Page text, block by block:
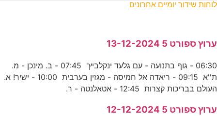
לוחות שידור יומיים אחרונים
ערוץ ספורט 5 13-12-2024
06:30 - גוף בתנועה - עם גלעד ינקלביץ' 07:45 - ב. מינכן - מ.
ת''א 09:15 - ריאדה אל חמיסה - מגזין בערבית 10:00 - ישיר! א.
העולם בבריכות קצרות 12:45 - אטאלנטה - ר.
ערוץ ספורט 5 12-12-2024